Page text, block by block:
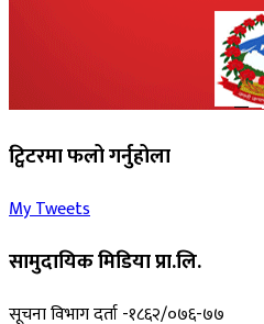
ट्विटरमा फलो गर्नुहोला
My Tweets
सामुदायिक मिडिया प्रा.लि.
सूचना विभाग दर्ता -१८६२/०७६-७७